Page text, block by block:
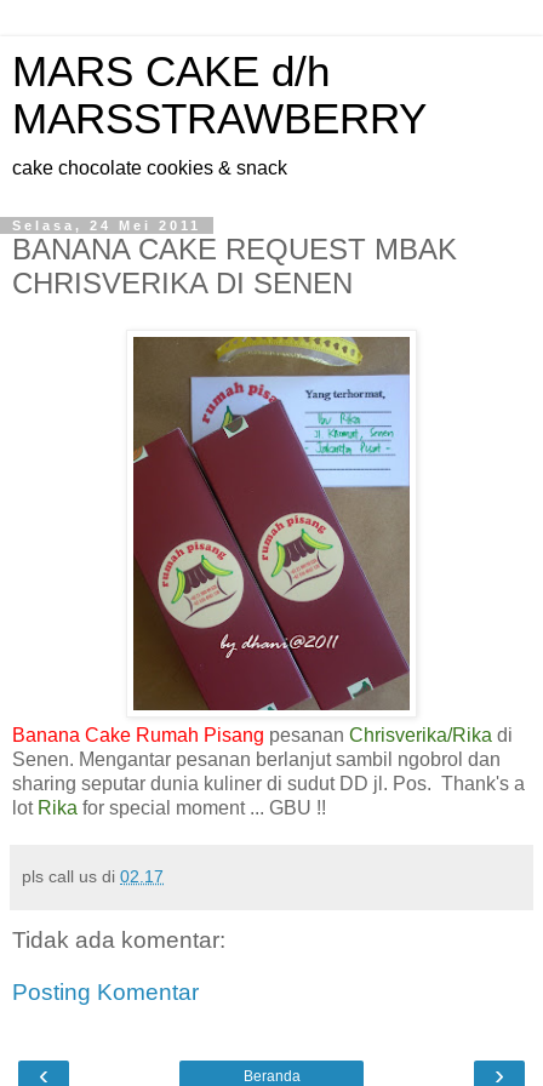
MARS CAKE d/h
MARSSTRAWBERRY
cake chocolate cookies & snack
Selasa, 24 Mei 2011
BANANA CAKE REQUEST MBAK
CHRISVERIKA DI SENEN
Banana Cake Rumah Pisang pesanan Chrisverika/Rika di
Senen. Mengantar pesanan berlanjut sambil ngobrol dan
sharing seputar dunia kuliner di sudut DD jl. Pos. Thank's a
lot Rika for special moment ... GBU !!
pls call us di 02.17
Tidak ada komentar:
Posting Komentar
‹ ›
Beranda